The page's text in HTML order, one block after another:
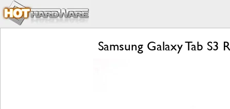
Samsung Galaxy Tab